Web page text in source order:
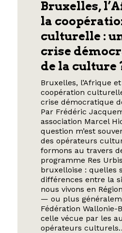
Bruxelles,
la
culturelle :
crise
de la culture
Bruxelles, l’Afrique
coopération
crise démocratique
Par Frédéric
association Marcel
question m’est
des opérateurs
formons au travers
programme Res
bruxelloise : quelles
différences entre la
nous vivons en
— ou plus
Fédération
celle vécue par les
opérateurs